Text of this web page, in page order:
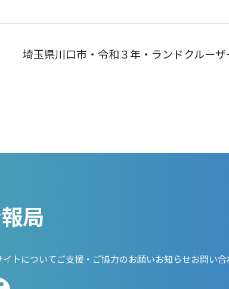
埼玉県川口市・令和３年・ランドクルー
局
イトについてご支援・ご協力のお願いお知らせお問い合